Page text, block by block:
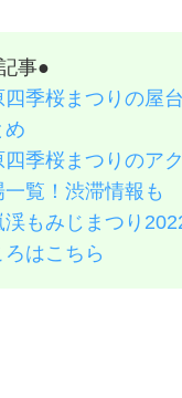
事●
四季桜まつりの屋
め
四季桜まつりのア
覧！渋滞情報も
渓もみじまつり
ろはこちら